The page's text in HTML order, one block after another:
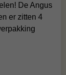
De Angus
er zitten 4